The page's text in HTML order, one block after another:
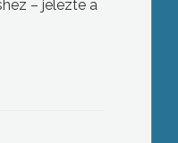
– jelezte a